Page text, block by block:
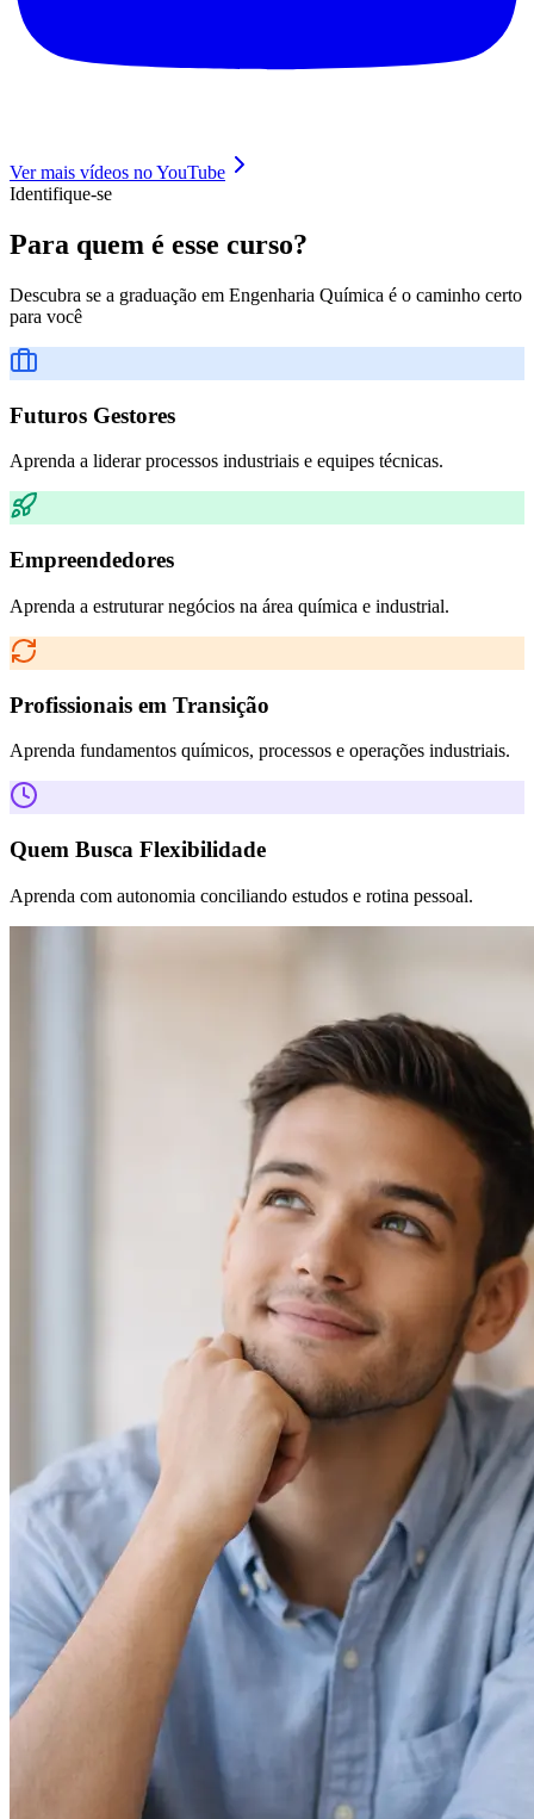
Ver mais vídeos no YouTube
Identifique-se
Para quem é esse curso?
Descubra se a graduação em Engenharia Química é o caminho certo
para você
Futuros Gestores
Aprenda a liderar processos industriais e equipes técnicas.
Empreendedores
Aprenda a estruturar negócios na área química e industrial.
Profissionais em Transição
Aprenda fundamentos químicos, processos e operações industriais.
Quem Busca Flexibilidade
Aprenda com autonomia conciliando estudos e rotina pessoal.